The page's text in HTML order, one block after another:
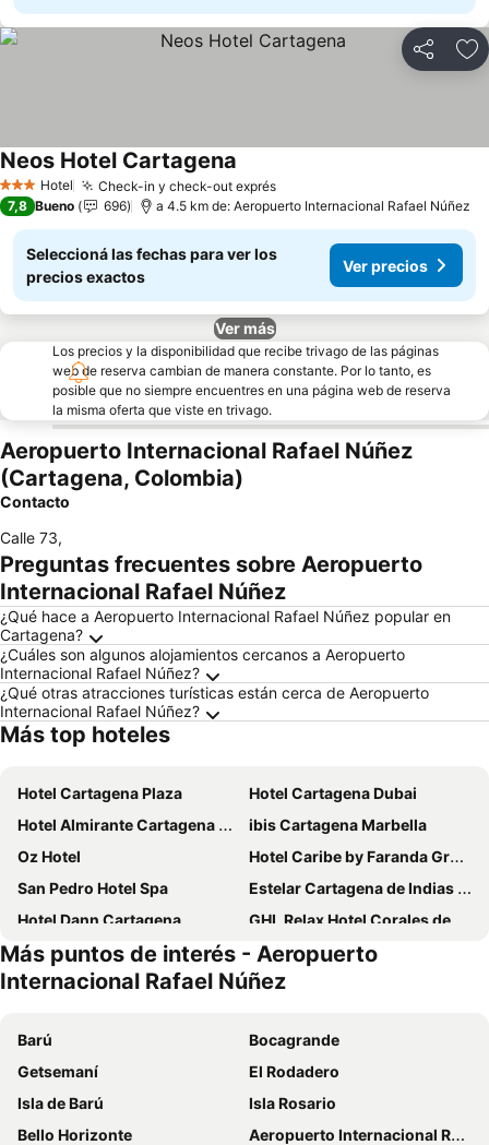
Compartir
3 Estrellas
Hotel Check-in y check-out exprés
Neos Hotel Cartagena
7,8 Bueno 696 a 4.5 km de: Aeropuerto Internacional Rafael Núñez
Seleccioná las fechas para ver los
precios exactos
Ver precios
Ver más
Los precios y la disponibilidad que recibe trivago de las páginas
web de reserva cambian de manera constante. Por lo tanto, es
posible que no siempre encuentres en una página web de reserva
la misma oferta que viste en trivago.
Aeropuerto Internacional Rafael Núñez
(Cartagena, Colombia)
Contacto
Calle 73,
Preguntas frecuentes sobre Aeropuerto
Internacional Rafael Núñez
¿Qué hace a Aeropuerto Internacional Rafael Núñez popular en
Cartagena?
¿Cuáles son algunos alojamientos cercanos a Aeropuerto
Internacional Rafael Núñez?
¿Qué otras atracciones turísticas están cerca de Aeropuerto
Internacional Rafael Núñez?
Más top hoteles
Hotel Cartagena Plaza
Hotel Cartagena Dubai
Hotel Almirante Cartagena Colombia
ibis Cartagena Marbella
Oz Hotel
Hotel Caribe by Faranda Grand, a member of Radisson Individuals
San Pedro Hotel Spa
Estelar Cartagena de Indias Hotel y Centro de Convenciones
Hotel Dann Cartagena
GHL Relax Hotel Corales de Indias
Hotel Las Américas Casa de Playa
Hotel Regatta Cartagena
Cartagena Dc
Sonesta Hotel Cartagena
Mintaka Hotel + Lounge
Playa Norte Hotel
Holiday Inn Cartagena Morros By Ihg
Hyatt Regency Cartagena
InterContinental Cartagena De Indias by IHG
Hotel Don Pedro De Heredia
Kim
La Gran Vía Hotel
Más puntos de interés - Aeropuerto
Internacional Rafael Núñez
Barú
Bocagrande
Getsemaní
El Rodadero
Isla de Barú
Isla Rosario
Bello Horizonte
Aeropuerto Internacional Rafael Núñez